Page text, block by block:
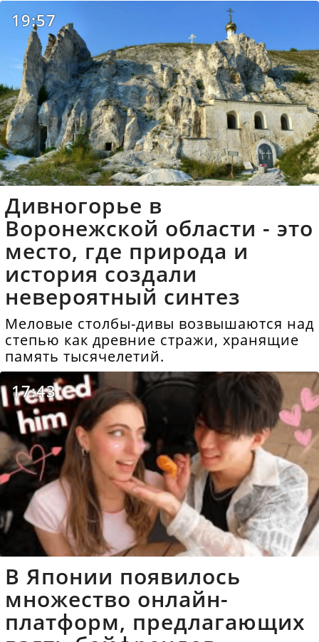
19:57
Дивногорье в
Воронежской области - это
место, где природа и
история создали
невероятный синтез
Меловые столбы-дивы возвышаются над
степью как древние стражи, хранящие
память тысячелетий.
17:43
В Японии появилось
множество онлайн-
платформ, предлагающих